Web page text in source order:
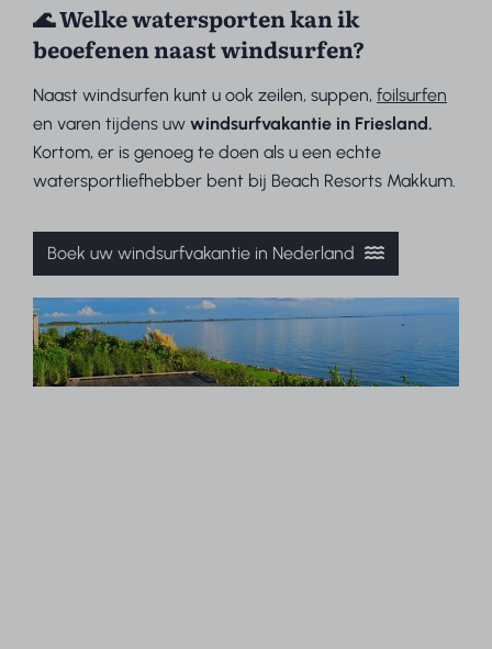
🌊 Welke watersporten kan ik
beoefenen naast windsurfen?
Naast windsurfen kunt u ook zeilen, suppen,foilsurfen
en varen tijdens uwwindsurfvakantie in Friesland.
Kortom, er is genoeg te doen als u een echte
watersportliefhebber bent bij Beach Resorts Makkum.
Boek uw windsurfvakantie in Nederland